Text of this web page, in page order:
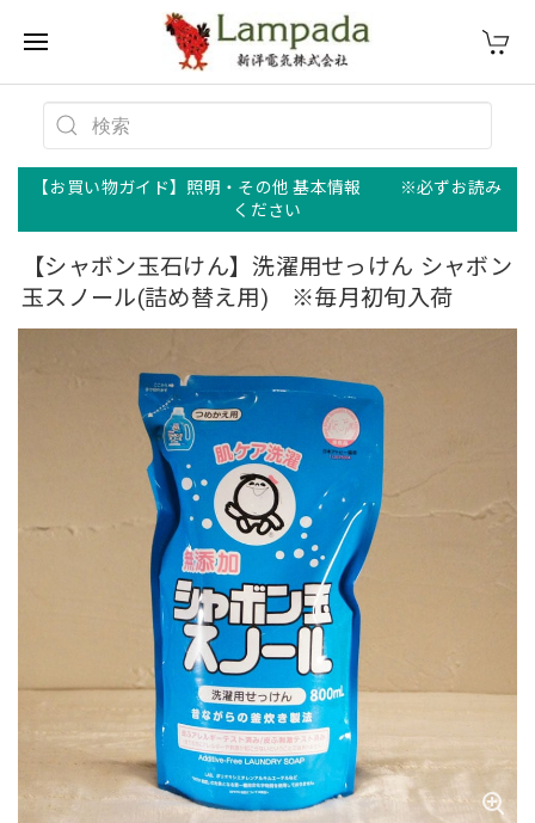
【お買い物ガイド】照明・その他 基本情報 ※必ずお読み
ください
【シャボン玉石けん】洗濯用せっけん シャボン
玉スノール(詰め替え用) ※毎月初旬入荷